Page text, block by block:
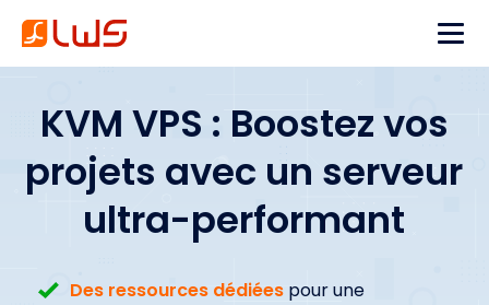
KVM VPS : Boostez vos
projets avec un serveur
ultra-performant
Des ressources dédiéespour une